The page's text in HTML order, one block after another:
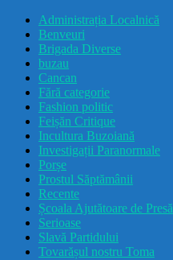
Administrația Localnică
Benveuri
Brigada Diverse
buzau
Cancan
Fără categorie
Fashion politic
Feișăn Critique
Incultura Buzoiană
Investigații Paranormale
Porșe
Prostul Săptămânii
Recente
Școala Ajutătoare de Presă
Serioase
Slavă Partidului
Tovarășul nostru Toma